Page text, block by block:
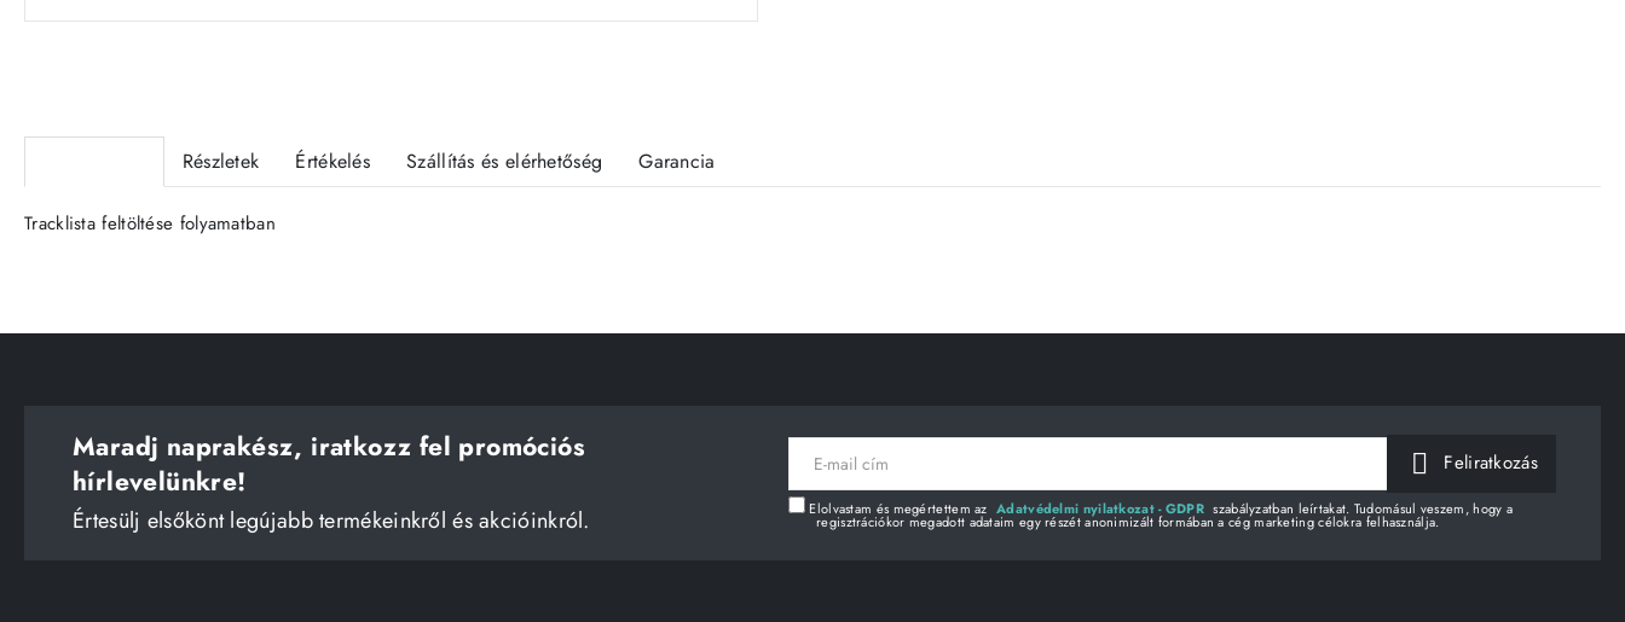
Részletek Értékelés Szállítás és elérhetőség Garancia
Tracklista feltöltése folyamatban
Maradj naprakész, iratkozz fel promóciós
hírlevelünkre!
Értesülj elsőkönt legújabb termékeinkről és akcióinkról.
E-
mail Feliratkozás
Elolvastam és megértettem az Adatvédelmi nyilatkozat - GDPR szabályzatban leírtakat. Tudomásul veszem, hogy a
regisztrációkor megadott adataim egy részét anonimizált formában a cég marketing célokra felhasználja.